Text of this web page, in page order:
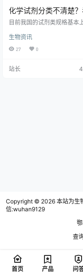
化学试剂分类不清楚？
秒懂
目前我国的试剂类规格基本
纯、光谱纯、基准、分光纯
纯、分析和化学纯等7种。国
生物资讯
27 0
站长
Copyright © 2026 本站为生
信:wuhan9129
查
首页 产品 问